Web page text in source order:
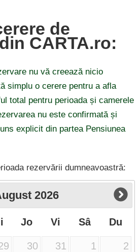
de
CARTA.ro:
nu vă creează nicio
simplu o cerere pentru a afla
total pentru perioada și camerele
nu este confirmată și
explicit din partea Pensiunea
rezervării dumneavoastră:
2026
Jo Vi Sâ Du
30 31 1
2